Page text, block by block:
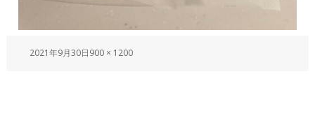
2021年9月30日900 × 1200